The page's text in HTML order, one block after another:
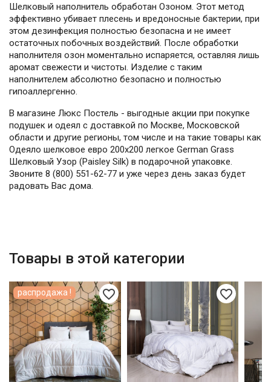
Шелковый наполнитель обработан Озоном. Этот метод
эффективно убивает плесень и вредоносные бактерии, при
этом дезинфекция полностью безопасна и не имеет
остаточных побочных воздействий. После обработки
наполнителя озон моментально испаряется, оставляя лишь
аромат свежести и чистоты. Изделие с таким
наполнителем абсолютно безопасно и полностью
гипоаллергенно.
В магазине Люкс Постель - выгодные акции при покупке
подушек и одеял с доставкой по Москве, Московской
области и другие регионы, том числе и на такие товары как
Одеяло шелковое евро 200х200 легкое German Grass
Шелковый Узор (Paisley Silk) в подарочной упаковке.
Звоните 8 (800) 551-62-77 и уже через день заказ будет
радовать Вас дома.
Товары в этой категории
favorite_border
распродажа ! favorite_border